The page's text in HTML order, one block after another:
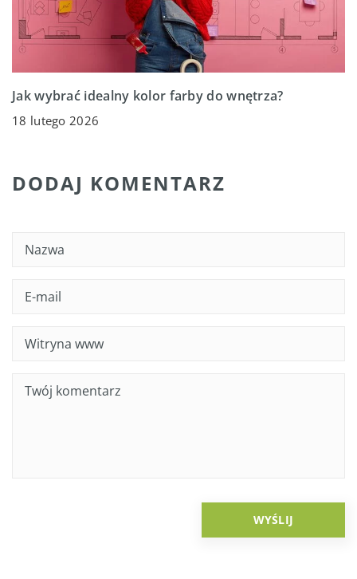
Jak wybrać idealny kolor farby do wnętrza?
18 lutego 2026
DODAJ KOMENTARZ